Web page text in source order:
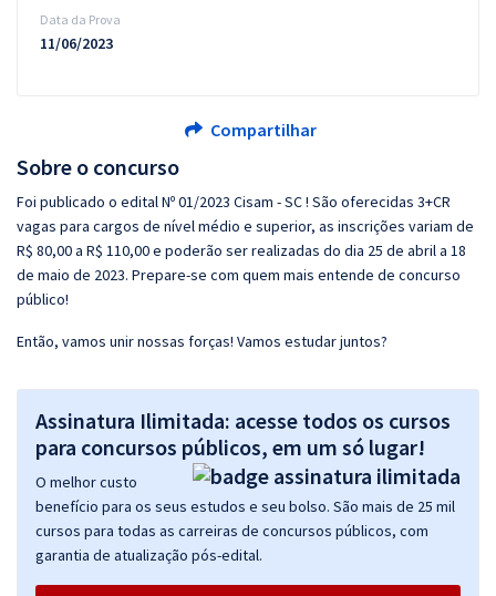
Sobre o concurso
Foi publicado o edital Nº 01/2023 Cisam - SC ! São oferecidas 3+CR
vagas para cargos de nível médio e superior, as inscrições variam de
R$ 80,00 a R$ 110,00 e poderão ser realizadas do dia 25 de abril a 18
de maio de 2023. Prepare-se com quem mais entende de concurso
público!
Então, vamos unir nossas forças! Vamos estudar juntos?
Assinatura Ilimitada: acesse todos os cursos
para concursos públicos, em um só lugar!
O melhor custo
benefício para os seus estudos e seu bolso. São mais de 25 mil
cursos para todas as carreiras de concursos públicos, com
garantia de atualização pós-edital.
Data da Prova
11/06/2023
Compartilhar